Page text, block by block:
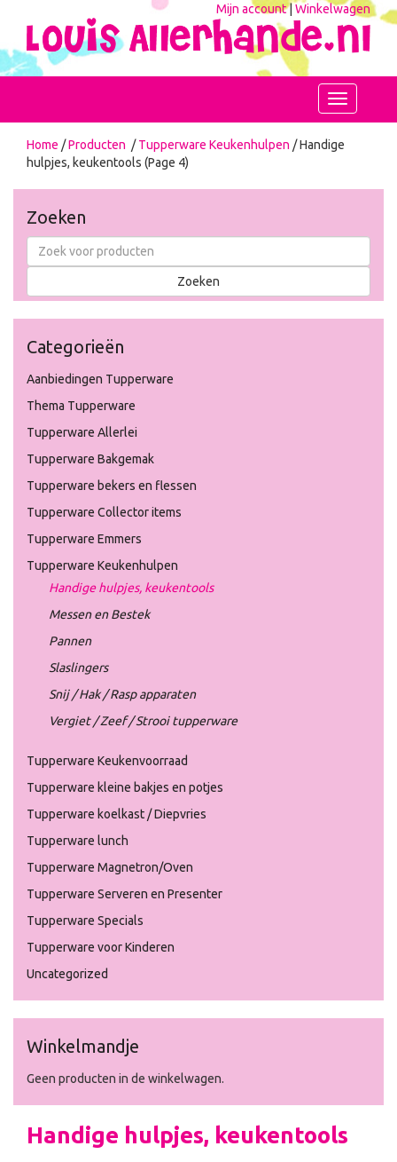
Mijn account|Winkelwagen
Toggle
navigation
Home /Producten /Tupperware Keukenhulpen / Handige
hulpjes, keukentools (Page 4)
Zoeken
Categorieën
Aanbiedingen Tupperware
Thema Tupperware
Tupperware Allerlei
Tupperware Bakgemak
Tupperware bekers en flessen
Tupperware Collector items
Tupperware Emmers
Tupperware Keukenhulpen
Handige hulpjes, keukentools
Messen en Bestek
Pannen
Slaslingers
Snij / Hak / Rasp apparaten
Vergiet / Zeef / Strooi tupperware
Tupperware Keukenvoorraad
Tupperware kleine bakjes en potjes
Tupperware koelkast / Diepvries
Tupperware lunch
Tupperware Magnetron/Oven
Tupperware Serveren en Presenter
Tupperware Specials
Tupperware voor Kinderen
Uncategorized
Winkelmandje
Geen producten in de winkelwagen.
Handige hulpjes, keukentools